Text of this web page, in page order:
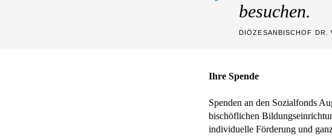
besuchen.
DIÖZESANBISCHOF DR.
Ihre Spende
Spenden an den Sozialfonds
bischöflichen
individuelle Förderung und